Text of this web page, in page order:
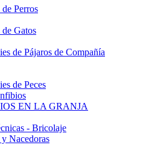
de Perros
de Gatos
de Pájaros de Compañía
de Peces
EN LA GRANJA
- Bricolaje
Nacedoras